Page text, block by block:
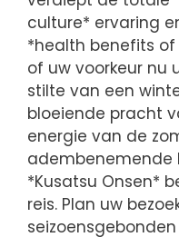
culture* ervaring
*health benefits of
of uw voorkeur nu
stilte van een
bloeiende pracht
energie van de
adembenemende
*Kusatsu Onsen*
reis. Plan uw